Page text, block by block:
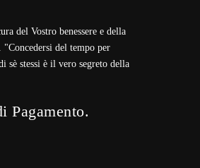
del Vostro benessere e della
"Concedersi del tempo per
sè stessi è il vero segreto della
Pagamento.